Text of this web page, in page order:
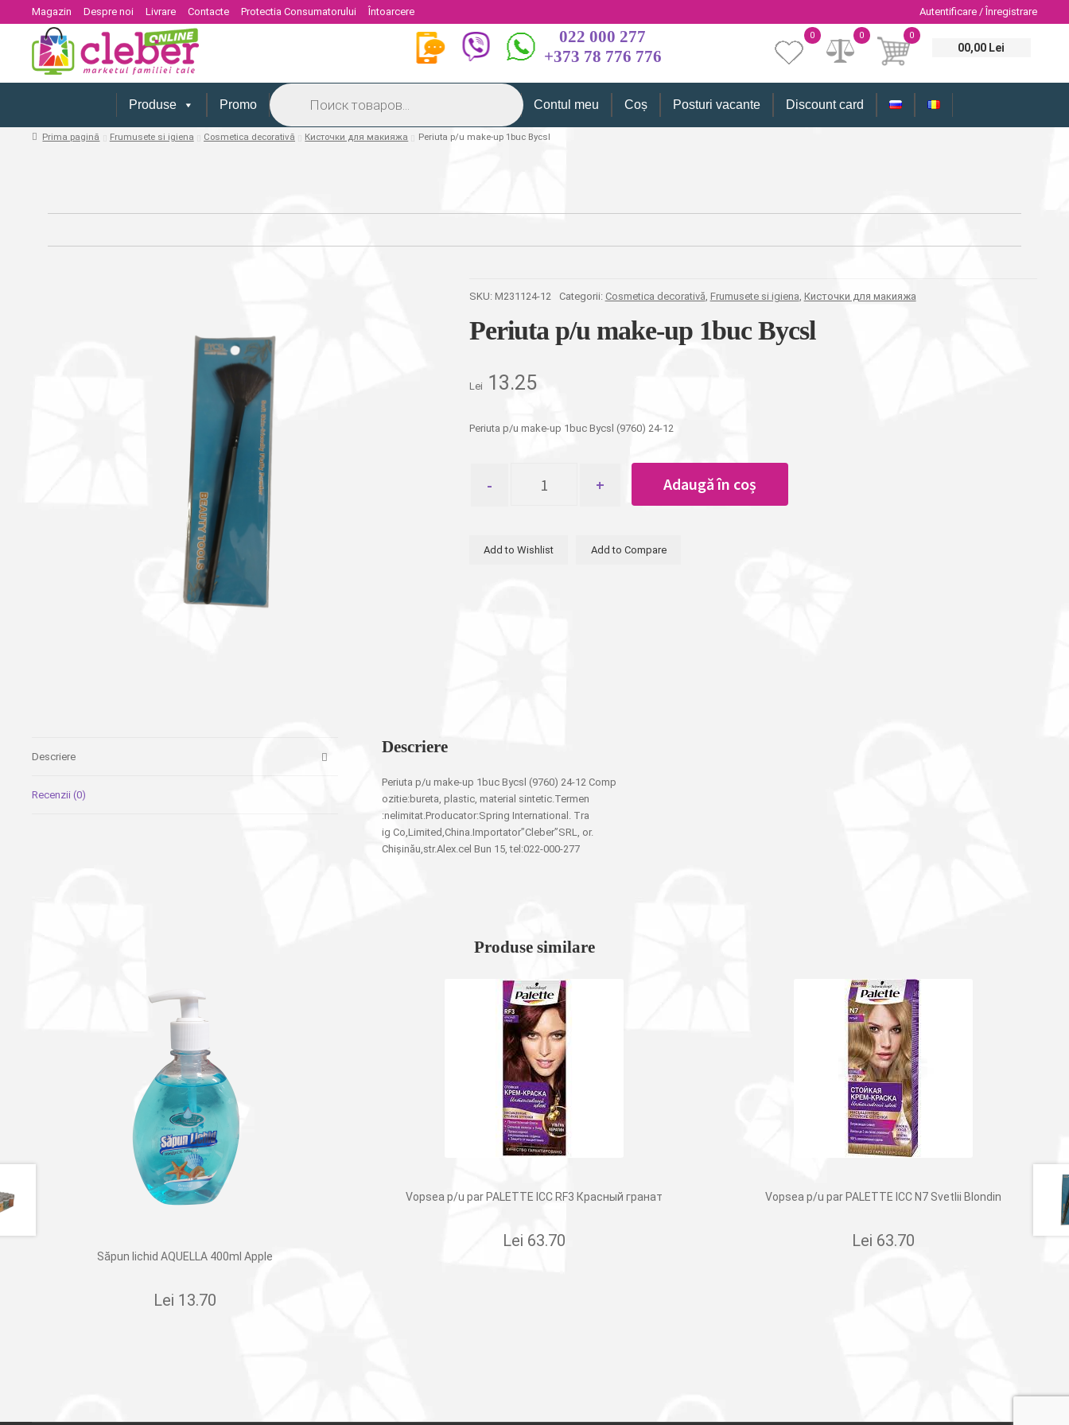
Magazin Despre noi Livrare Contacte Protectia Consumatorului Întoarcere Autentificare / Înregistrare
022 000 277
+373 78 776 776
0
00,00 Lei
0
0
Produse Promo
Products
search
Contul meu Coș Posturi vacante Discount card
Prima pagină Frumusete si igiena Cosmetica decorativă Кисточки для макияжа Periuta p/u make-up 1buc Bycsl
SKU: M231124-12 Categorii: Cosmetica decorativă, Frumusete si igiena, Кисточки для макияжа
Periuta p/u make-up 1buc Bycsl
Lei 13.25
Periuta p/u make-up 1buc Bycsl (9760) 24-12
Periuta
1buc
Adaugă în coș
Add to Wishlist Add to Compare
Descriere
Recenzii (0)
Descriere
Periuta p/u make-up 1buc Bycsl (9760) 24-12 Comp
ozitie:bureta, plastic, material sintetic.Termen
:nelimitat.Producator:Spring International. Tra
ig Co,Limited,China.Importator”Cleber”SRL, or.
Chișinău,str.Alex.cel Bun 15, tel:022-000-277Изменить
Produse similare
Săpun lichid AQUELLA 400ml Apple
Lei 13.70
Vopsea p/u par PALETTE ICC RF3 Красный гранат
Lei 63.70
Vopsea p/u par PALETTE ICC N7 Svetlii Blondin
Lei 63.70